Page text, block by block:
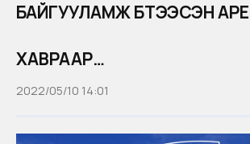
БАЙГУУЛАМЖ БҮТЭЭСЭН
ХАВРААР…
2022/05/10 14:01